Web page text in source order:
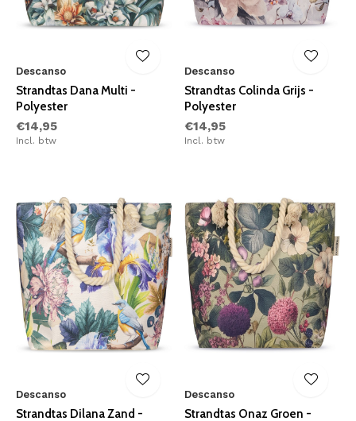
Descanso
Strandtas Dana Multi -
Polyester
€14,95
Incl. btw
Descanso
Strandtas Colinda Grijs -
Polyester
€14,95
Incl. btw
Descanso
Strandtas Dilana Zand -
Descanso
Strandtas Onaz Groen -